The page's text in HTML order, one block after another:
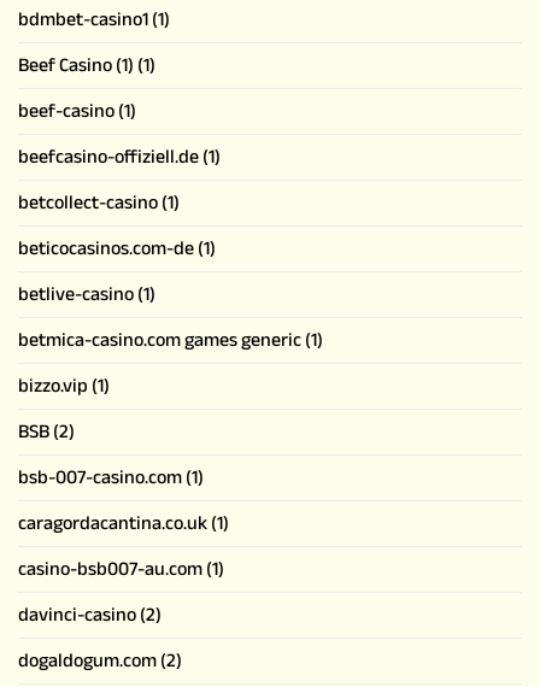
bdmbet-casino1(1)
Beef Casino (1)(1)
beef-casino(1)
beefcasino-offiziell.de(1)
betcollect-casino(1)
beticocasinos.com-de(1)
betlive-casino(1)
betmica-casino.com games generic(1)
bizzo.vip(1)
BSB(2)
bsb-007-casino.com(1)
caragordacantina.co.uk(1)
casino-bsb007-au.com(1)
davinci-casino(2)
dogaldogum.com(2)